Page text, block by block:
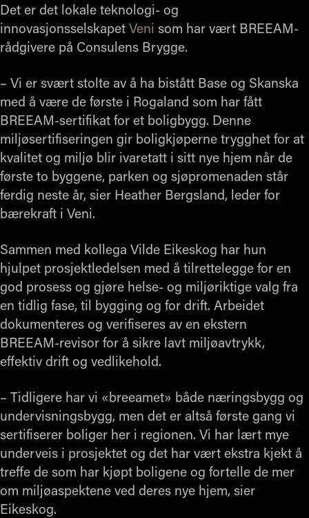
Det er det lokale teknologi- og
innovasjonsselskapet Veni som har vært BREEAM-
rådgivere på Consulens Brygge.
– Vi er svært stolte av å ha bistått Base og Skanska
med å være de første i Rogaland som har fått
BREEAM-sertifikat for et boligbygg. Denne
miljøsertifiseringen gir boligkjøperne trygghet for at
kvalitet og miljø blir ivaretatt i sitt nye hjem når de
første to byggene, parken og sjøpromenaden står
ferdig neste år, sier Heather Bergsland, leder for
bærekraft i Veni.
Sammen med kollega Vilde Eikeskog har hun
hjulpet prosjektledelsen med å tilrettelegge for en
god prosess og gjøre helse- og miljøriktige valg fra
en tidlig fase, til bygging og for drift. Arbeidet
dokumenteres og verifiseres av en ekstern
BREEAM-revisor for å sikre lavt miljøavtrykk,
effektiv drift og vedlikehold.
– Tidligere har vi «breeamet» både næringsbygg og
undervisningsbygg, men det er altså første gang vi
sertifiserer boliger her i regionen. Vi har lært mye
underveis i prosjektet og det har vært ekstra kjekt å
treffe de som har kjøpt boligene og fortelle de mer
om miljøaspektene ved deres nye hjem, sier
Eikeskog.